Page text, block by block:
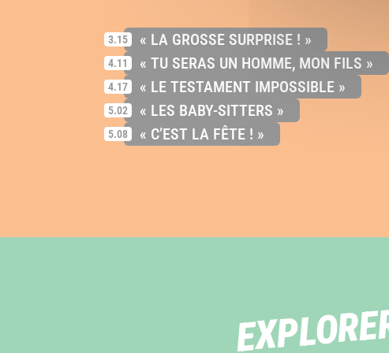
3.15 « LA GROSSE SURPRISE ! »
4.11 « TU SERAS UN HOMME, MON FILS »
4.17 « LE TESTAMENT IMPOSSIBLE »
5.02 « LES BABY-SITTERS »
5.08 « C’EST LA FÊTE ! »